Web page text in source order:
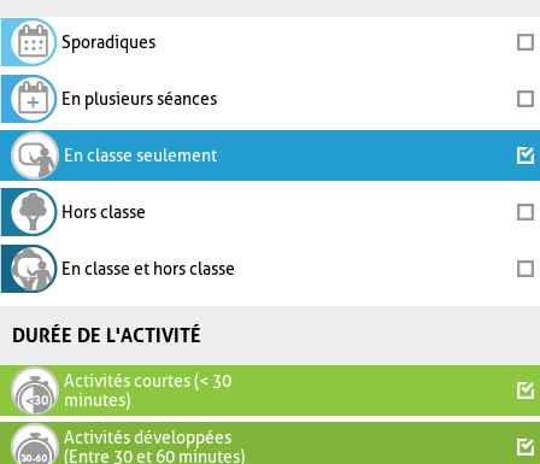
Sporadiques
En plusieurs séances
En classe seulement
Hors classe
En classe et hors classe
DURÉE DE L'ACTIVITÉ
Activités courtes (< 30
minutes)
Activités développées
(Entre 30 et 60 minutes)